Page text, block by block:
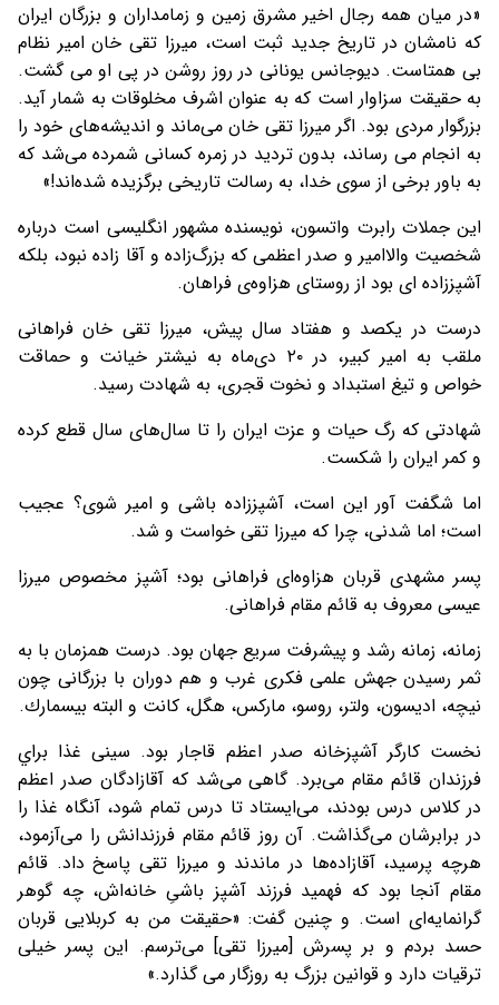
«در ميان همه رجال اخير مشرق زمين و زمامداران و بزرگان ايران
كه نامشان در تاريخ جديد ثبت است، ميرزا تقی خان امير نظام
بی همتاست. ديوجانس یونانی در روز روشن در پی او می گشت.
به حقيقت سزاوار است كه به عنوان اشرف مخلوقات به شمار آيد.
بزرگوار مردی بود. اگر ميرزا تقی خان می‌ماند و انديشه‌‌های خود را
به انجام می رساند، بدون ترديد در زمره كسانی شمرده می‌شد كه
به باور برخی از سوی خدا، به رسالت تاريخی برگزيده شده‌اند!»
این جملات رابرت واتسون، نويسنده مشهور انگليسی است درباره
شخصیت والاامیر و صدر اعظمی که بزرگ‌زاده و آقا زاده نبود، بلکه
آشپززاده ای بود از روستای هزاوه‌ی فراهان.
درست در يکصد و هفتاد سال پیش، ميرزا تقی خان فراهانی
ملقب به امير کبير، در ۲۰ دی‌ماه به نیشتر خیانت و حماقت
خواص و تیغ استبداد و نخوت قجری، به شهادت رسید.
شهادتی که رگ حیات و عزت ایران را تا سال‌های سال قطع کرده
و کمر ایران را شکست.
اما شگفت آور این است، آشپز‌زاده باشی و امير شوی؟ عجيب
است؛ اما شدنی، چرا که ميرزا تقی خواست و شد.
پسر مشهدی قربان هزاوه‌ای فراهانی بود؛ آشپز مخصوص ميرزا
عيسی معروف به قائم مقام فراهانی.
زمانه، زمانه رشد و پيشرفت سریع جهان بود. درست همزمان با به
ثمر رسيدن جهش علمی فكری غرب و هم دوران با بزرگانی چون
نيچه، اديسون، ولتر، روسو، ماركس، هگل، كانت و البته بيسمارك.
نخست کارگر آشپزخانه صدر اعظم قاجار بود. سينی غذا براي
فرزندان قائم مقام می‌برد. گاهی می‌شد که آقازادگان صدر اعظم
در کلاس درس بودند، می‌ايستاد تا درس تمام شود، آنگاه غذا را
در برابرشان می‌گذاشت. آن روز قائم مقام فرزندانش را می‌آزمود،‌
هرچه پرسيد، آقازاده‌ها در ماندند و ميرزا تقی پاسخ داد. قائم
مقام آنجا بود که فهميد فرزند آشپز باشیِ خانه‌اش، چه گوهر
گرانمايه‌ای است. و چنين گفت: «حقيقت من به كربلايی قربان
حسد بردم و بر پسرش [ميرزا تقی] می‌ترسم. اين پسر خيلی
ترقيات دارد و قوانين بزرگ به روزگار می گذارد.»